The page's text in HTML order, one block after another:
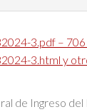
3.pdf –
3.html y
de Ingreso